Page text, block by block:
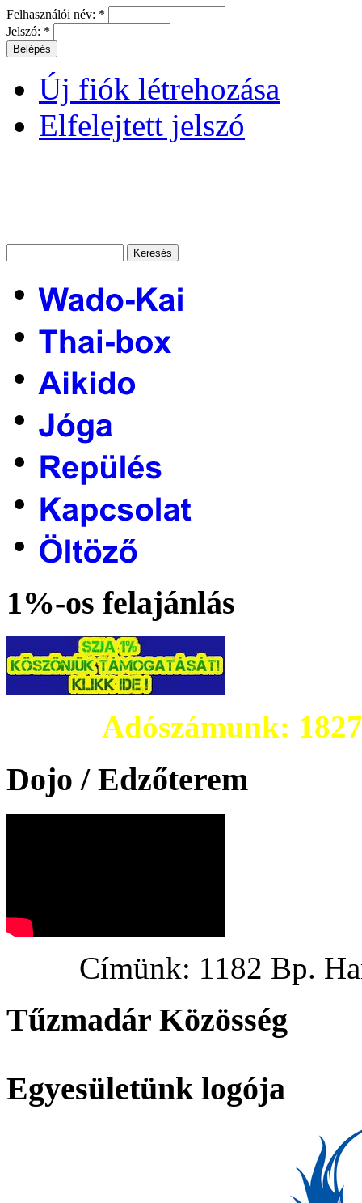
Felhasználói név: *
Jelszó: *
Új fiók létrehozása
Elfelejtett jelszó
1%-os felajánlás
Adószámunk:
Dojo / Edzőterem
Címünk: 1182 Bp.
Tűzmadár Közösség
Egyesületünk logója